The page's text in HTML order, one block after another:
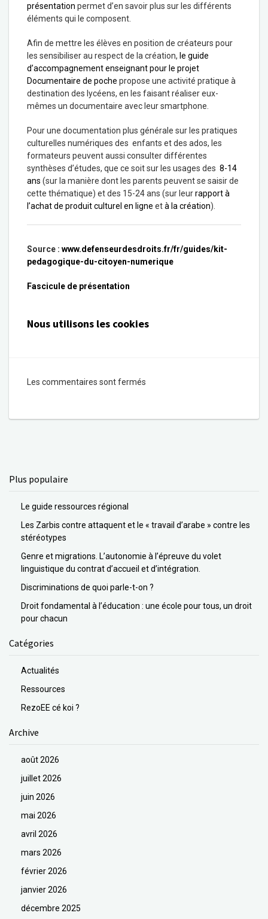
présentation permet d’en savoir plus sur les différents
éléments qui le composent.
Afin de mettre les élèves en position de créateurs pour
les sensibiliser au respect de la création, le guide
d’accompagnement enseignant pour le projet
Documentaire de poche propose une activité pratique à
destination des lycéens, en les faisant réaliser eux-
mêmes un documentaire avec leur smartphone.
Pour une documentation plus générale sur les pratiques
culturelles numériques des enfants et des ados, les
formateurs peuvent aussi consulter différentes
synthèses d’études, que ce soit sur les usages des 8-14
ans (sur la manière dont les parents peuvent se saisir de
cette thématique) et des 15-24 ans (sur leurrapport à
l’achat de produit culturel en ligne età la création).
Source : www.defenseurdesdroits.fr/fr/guides/kit-
pedagogique-du-citoyen-numerique
Fascicule de présentation
Nous utilisons les cookies
Les commentaires sont fermés
Plus populaire
Le guide ressources régional
Les Zarbis contre attaquent et le « travail d’arabe » contre les
stéréotypes
Genre et migrations. L’autonomie à l’épreuve du volet
linguistique du contrat d’accueil et d’intégration.
Discriminations de quoi parle-t-on ?
Droit fondamental à l’éducation : une école pour tous, un droit
pour chacun
Catégories
Actualités
Ressources
RezoEE cé koi ?
Archive
août 2026
juillet 2026
juin 2026
mai 2026
avril 2026
mars 2026
février 2026
janvier 2026
décembre 2025